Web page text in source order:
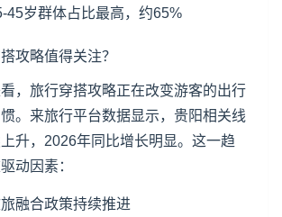
45岁群体占比最高，约65%
攻略值得关注？
，旅行穿搭攻略正在改变游客的出行
。来旅行平台数据显示，贵阳相关线
升，2026年同比增长明显。这一趋
动因素：
融合政策持续推进